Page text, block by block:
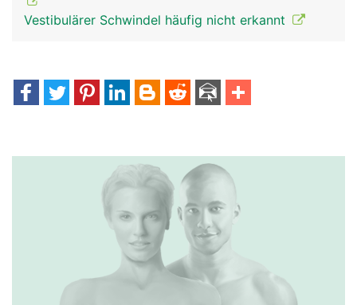
Vestibulärer Schwindel häufig nicht erkannt